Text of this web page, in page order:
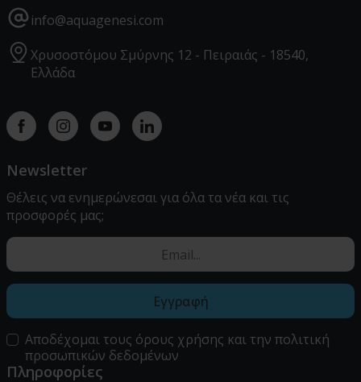
info@aquagenesi.com
Χρυσοστόμου Σμύρνης 12 - Πειραιάς - 18540,
Ελλάδα
Facebookinstagramyoutube linkedin
Newsletter
Θέλεις να ενημερώνεσαι για όλα τα νέα και τις
προσφορές μας;
Εγγραφή
Αποδέχομαι τους όρους χρήσης και την πολιτική
προσωπικών δεδομένων
Πληροφορίες